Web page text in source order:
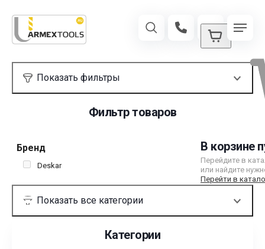
В корзине
Перейдите в
или найдите
Перейти в
Фильтр товаров
Бренд
Deskar
Категории